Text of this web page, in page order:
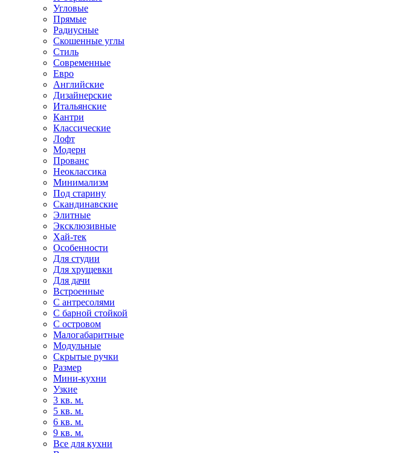
Угловые
Прямые
Радиусные
Скошенные углы
Стиль
Современные
Евро
Английские
Дизайнерские
Итальянские
Кантри
Классические
Лофт
Модерн
Прованс
Неоклассика
Минимализм
Под старину
Скандинавские
Элитные
Эксклюзивные
Хай-тек
Особенности
Для студии
Для хрущевки
Для дачи
Встроенные
С антресолями
С барной стойкой
С островом
Малогабаритные
Модульные
Скрытые ручки
Размер
Мини-кухни
Узкие
3 кв. м.
5 кв. м.
6 кв. м.
9 кв. м.
Все для кухни